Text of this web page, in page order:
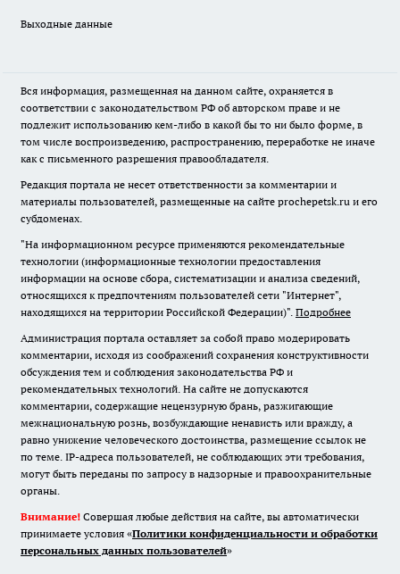
Выходные данные
Вся информация, размещенная на данном сайте, охраняется в
соответствии с законодательством РФ об авторском праве и не
подлежит использованию кем-либо в какой бы то ни было форме, в
том числе воспроизведению, распространению, переработке не иначе
как с письменного разрешения правообладателя.
Редакция портала не несет ответственности за комментарии и
материалы пользователей, размещенные на сайте prochepetsk.ru и его
субдоменах.
"На информационном ресурсе применяются рекомендательные
технологии (информационные технологии предоставления
информации на основе сбора, систематизации и анализа сведений,
относящихся к предпочтениям пользователей сети "Интернет",
находящихся на территории Российской Федерации)". Подробнее
Администрация портала оставляет за собой право модерировать
комментарии, исходя из соображений сохранения конструктивности
обсуждения тем и соблюдения законодательства РФ и
рекомендательных технологий. На сайте не допускаются
комментарии, содержащие нецензурную брань, разжигающие
межнациональную рознь, возбуждающие ненависть или вражду, а
равно унижение человеческого достоинства, размещение ссылок не
по теме. IP-адреса пользователей, не соблюдающих эти требования,
могут быть переданы по запросу в надзорные и правоохранительные
органы.
Внимание! Совершая любые действия на сайте, вы автоматически
принимаете условия «Политики конфиденциальности и обработки
персональных данных пользователей»